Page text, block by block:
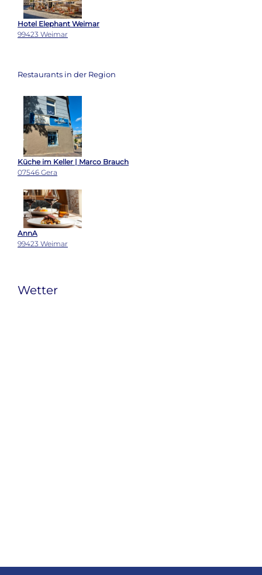
Hotel Elephant Weimar
99423 Weimar
Restaurants in der Region
Küche im Keller | Marco Brauch
07546 Gera
AnnA
99423 Weimar
Wetter